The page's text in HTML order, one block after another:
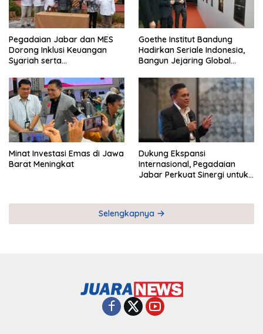
Pegadaian Jabar dan MES
Dorong Inklusi Keuangan
Syariah serta
Goethe Institut Bandung
Hadirkan Seriale Indonesia,
Bangun Jejaring Global
Minat Investasi Emas di Jawa
Barat Meningkat
Dukung Ekspansi
Internasional, Pegadaian
Jabar Perkuat Sinergi untuk
Selengkapnya